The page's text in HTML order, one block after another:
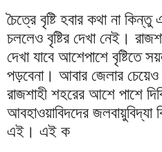
চৈত্রে বৃষ্টি হবার কথা না
চললেও বৃষ্টির দেখা নেই।
দেখা যাবে আশেপাশে বৃষ্টিতে
পড়বেনা। আবার জেলার
রাজশাহী শহরের আশে পাশে
আবহাওয়াবিদদের জলবায়ুবিদ্যা
এই। এই ক